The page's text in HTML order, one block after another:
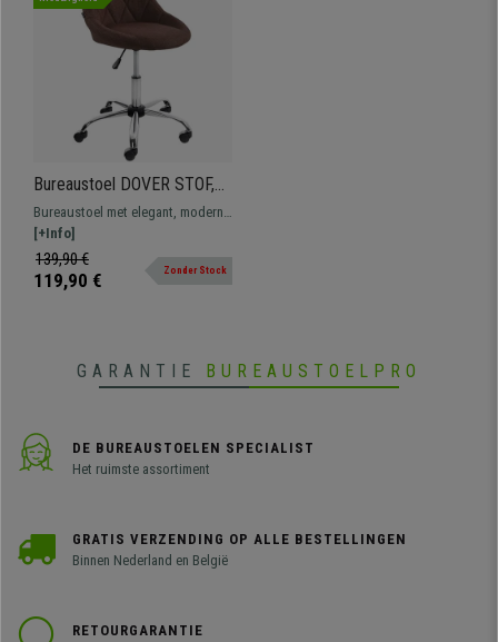
Bureaustoel DOVER STOF,
Uniek Ontwerp, Zeer
Comfortabel, Kleur Bruin
Bureaustoel met elegant, modern
ontwerp. Comfortabel en
bestendig dankzij het metalen
frame.
[+Info]
139,90 €
119,90 € Zonder Stock
GARANTIE BUREAUSTOELPRO
DE BUREAUSTOELEN SPECIALIST
Het ruimste assortiment
GRATIS VERZENDING OP ALLE BESTELLINGEN
Binnen Nederland en België
RETOURGARANTIE